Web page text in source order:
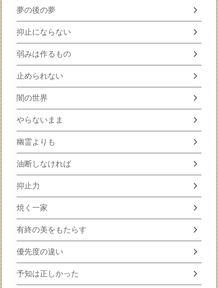
夢の後の夢 chevron_right
抑止にならない chevron_right
弱みは作るもの chevron_right
止められない chevron_right
闇の世界 chevron_right
やらないまま chevron_right
幽霊よりも chevron_right
油断しなければ chevron_right
抑止力 chevron_right
焼く一家 chevron_right
有終の美をもたらす chevron_right
優先度の違い chevron_right
予知は正しかった chevron_right